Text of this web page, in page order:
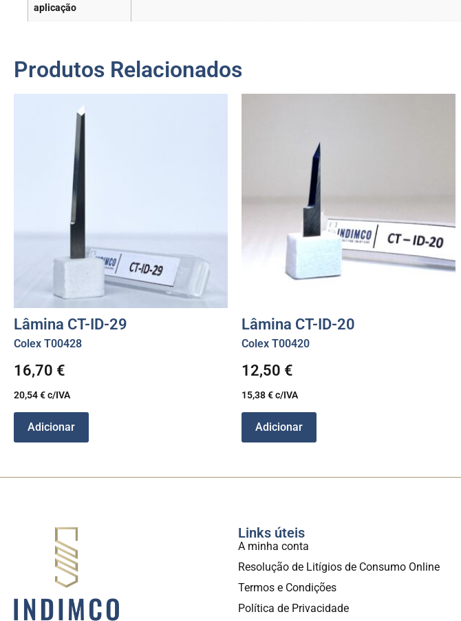
aplicação
Produtos Relacionados
Lâmina CT-ID-29
Colex T00428
16,70 €
20,54€c/IVA
Adicionar
Lâmina CT-ID-20
Colex T00420
12,50 €
15,38€c/IVA
Adicionar
Links úteis
A minha conta
Resolução de Litígios de Consumo Online
Termos e Condições
Política de Privacidade